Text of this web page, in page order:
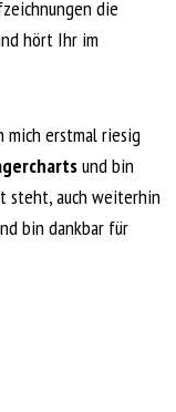
die
hört Ihr im
mich erstmal riesig
und bin
steht, auch weiterhin
bin dankbar für